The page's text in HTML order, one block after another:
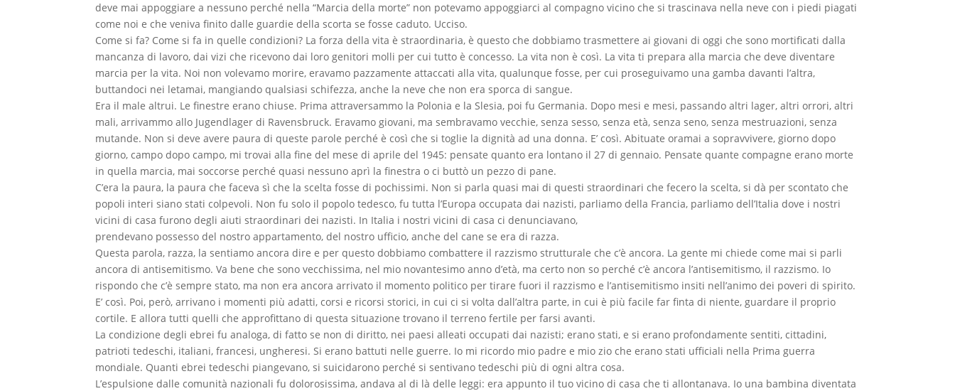
deve mai appoggiare a nessuno perché nella “Marcia della morte” non potevamo appoggiarci al compagno vicino che si trascinava nella neve con i piedi piagati
come noi e che veniva finito dalle guardie della scorta se fosse caduto. Ucciso.
Come si fa? Come si fa in quelle condizioni? La forza della vita è straordinaria, è questo che dobbiamo trasmettere ai giovani di oggi che sono mortificati dalla
mancanza di lavoro, dai vizi che ricevono dai loro genitori molli per cui tutto è concesso. La vita non è così. La vita ti prepara alla marcia che deve diventare
marcia per la vita. Noi non volevamo morire, eravamo pazzamente attaccati alla vita, qualunque fosse, per cui proseguivamo una gamba davanti l’altra,
buttandoci nei letamai, mangiando qualsiasi schifezza, anche la neve che non era sporca di sangue.
Era il male altrui. Le finestre erano chiuse. Prima attraversammo la Polonia e la Slesia, poi fu Germania. Dopo mesi e mesi, passando altri lager, altri orrori, altri
mali, arrivammo allo Jugendlager di Ravensbruck. Eravamo giovani, ma sembravamo vecchie, senza sesso, senza età, senza seno, senza mestruazioni, senza
mutande. Non si deve avere paura di queste parole perché è così che si toglie la dignità ad una donna. E’ così. Abituate oramai a sopravvivere, giorno dopo
giorno, campo dopo campo, mi trovai alla fine del mese di aprile del 1945: pensate quanto era lontano il 27 di gennaio. Pensate quante compagne erano morte
in quella marcia, mai soccorse perché quasi nessuno aprì la finestra o ci buttò un pezzo di pane.
C’era la paura, la paura che faceva sì che la scelta fosse di pochissimi. Non si parla quasi mai di questi straordinari che fecero la scelta, si dà per scontato che
popoli interi siano stati colpevoli. Non fu solo il popolo tedesco, fu tutta l’Europa occupata dai nazisti, parliamo della Francia, parliamo dell’Italia dove i nostri
vicini di casa furono degli aiuti straordinari dei nazisti. In Italia i nostri vicini di casa ci denunciavano,
prendevano possesso del nostro appartamento, del nostro ufficio, anche del cane se era di razza.
Questa parola, razza, la sentiamo ancora dire e per questo dobbiamo combattere il razzismo strutturale che c’è ancora. La gente mi chiede come mai si parli
ancora di antisemitismo. Va bene che sono vecchissima, nel mio novantesimo anno d’età, ma certo non so perché c’è ancora l’antisemitismo, il razzismo. Io
rispondo che c’è sempre stato, ma non era ancora arrivato il momento politico per tirare fuori il razzismo e l’antisemitismo insiti nell’animo dei poveri di spirito.
E’ così. Poi, però, arrivano i momenti più adatti, corsi e ricorsi storici, in cui ci si volta dall’altra parte, in cui è più facile far finta di niente, guardare il proprio
cortile. E allora tutti quelli che approfittano di questa situazione trovano il terreno fertile per farsi avanti.
La condizione degli ebrei fu analoga, di fatto se non di diritto, nei paesi alleati occupati dai nazisti; erano stati, e si erano profondamente sentiti, cittadini,
patrioti tedeschi, italiani, francesi, ungheresi. Si erano battuti nelle guerre. Io mi ricordo mio padre e mio zio che erano stati ufficiali nella Prima guerra
mondiale. Quanti ebrei tedeschi piangevano, si suicidarono perché si sentivano tedeschi più di ogni altra cosa.
L’espulsione dalle comunità nazionali fu dolorosissima, andava al di là delle leggi: era appunto il tuo vicino di casa che ti allontanava. Io una bambina diventata